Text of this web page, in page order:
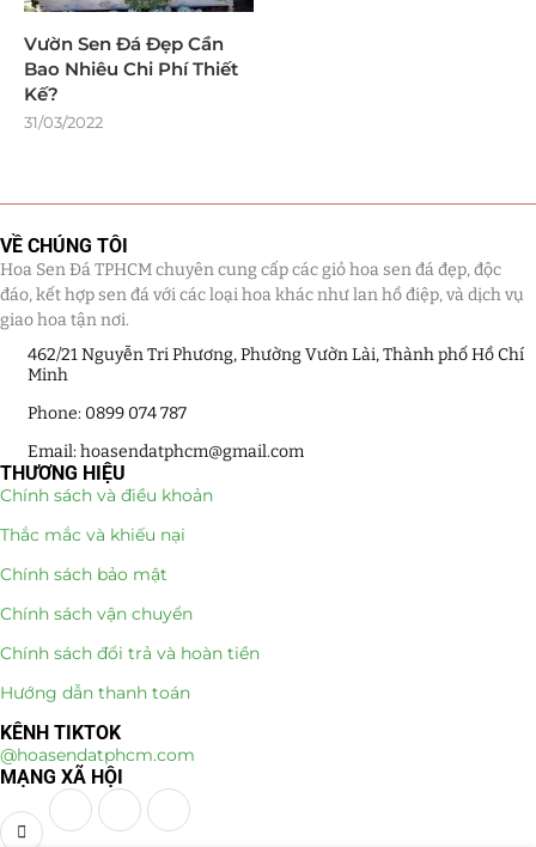
Vườn Sen Đá Đẹp Cần
Bao Nhiêu Chi Phí Thiết
Kế?
31/03/2022
VỀ CHÚNG TÔI
Hoa Sen Đá TPHCM chuyên cung cấp các giỏ hoa sen đá đẹp, độc
đáo, kết hợp sen đá với các loại hoa khác như lan hồ điệp, và dịch vụ
giao hoa tận nơi.
462/21 Nguyễn Tri Phương, Phường Vườn Lài, Thành phố Hồ Chí
Minh
Phone: 0899 074 787
Email: hoasendatphcm@gmail.com
THƯƠNG HIỆU
Chính sách và điều khoản
Thắc mắc và khiếu nại
Chính sách bảo mật
Chính sách vận chuyển
Chính sách đổi trả và hoàn tiền
Hướng dẫn thanh toán
KÊNH TIKTOK
@hoasendatphcm.com
MẠNG XÃ HỘI